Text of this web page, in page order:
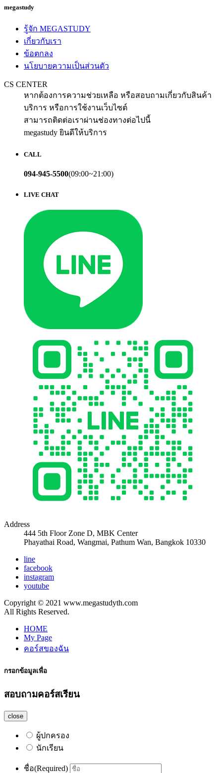
megastudy
รู้จัก MEGASTUDY
เกี่ยวกับเรา
ข้อตกลง
นโยบายความเป็นส่วนตัว
CS CENTER
หากต้องการความช่วยเหลือ หรือสอบถามเกี่ยวกับสินค้า
บริการ หรือการใช้งานเว็บไซต์
สามารถติดต่อเราผ่านช่องทางต่อไปนี้
megastudy ยินดีให้บริการ
CALL
094-945-5500(09:00~21:00)
LIVE CHAT
Address
444 5th Floor Zone D, MBK Center
Phayathai Road, Wangmai, Pathum Wan, Bangkok 10330
line
facebook
instagram
youtube
Copyright © 2021 www.megastudyth.com
All Rights Reserved.
HOME
My Page
คอร์สของฉัน
กรอกข้อมูลเพื่อ
สอบถามคอร์สเรียน
close
ผู้ปกครอง
นักเรียน
ชื่อ(Required)